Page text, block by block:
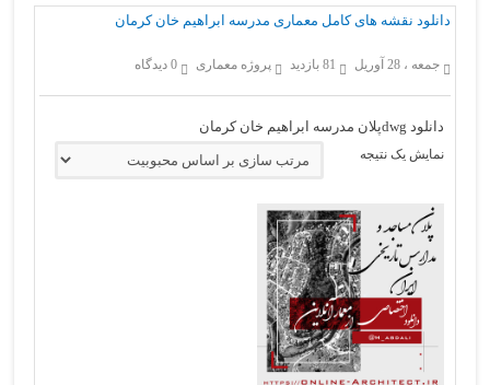
دانلود نقشه های کامل معماری مدرسه ابراهیم خان کرمان
جمعه ، 28 آوریل 81 بازدید پروژه معماری 0 دیدگاه
دانلود dwgپلان مدرسه ابراهیم خان کرمان
نمایش یک نتیجه